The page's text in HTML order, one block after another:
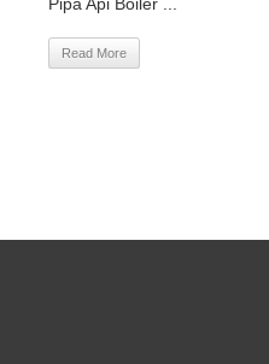
Read More